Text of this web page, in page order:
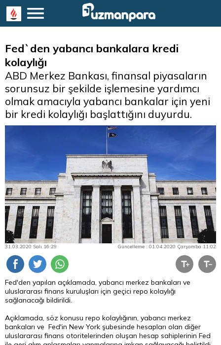
Fed`den yabancı bankalara kredi
kolaylığı
ABD Merkez Bankası, finansal piyasaların
sorunsuz bir şekilde işlemesine yardımcı
olmak amacıyla yabancı bankalar için yeni
bir kredi kolaylığı başlattığını duyurdu.
31.03.2020 Salı 16:29 Güncelleme : 01.04.2020 Çarşamba 11:02
Fed'den yapılan açıklamada, yabancı merkez bankaları ve
uluslararası finans kuruluşları için geçici repo kolaylığı
sağlanacağı bildirildi.
Açıklamada, söz konusu repo kolaylığının, yabancı merkez
bankaları ve Fed'in New York şubesinde hesapları olan diğer
uluslararası finans otoritelerinden oluşan hesap sahiplerinin Fed